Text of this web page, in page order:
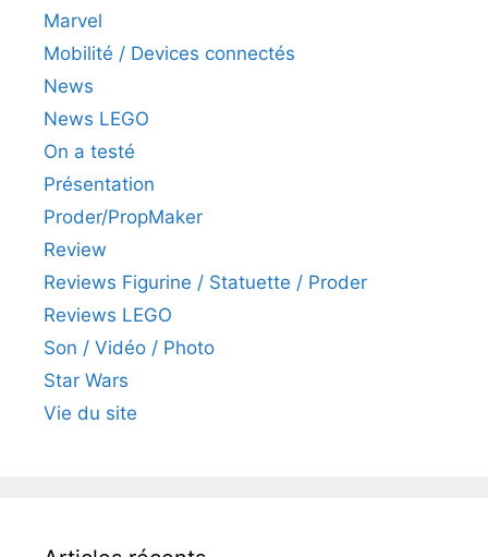
Marvel
Mobilité / Devices connectés
News
News LEGO
On a testé
Présentation
Proder/PropMaker
Review
Reviews Figurine / Statuette / Proder
Reviews LEGO
Son / Vidéo / Photo
Star Wars
Vie du site